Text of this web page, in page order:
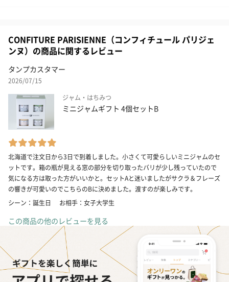
CONFITURE PARISIENNE（コンフィチュール パリジェ
ンヌ）の商品に関するレビュー
タンプカスタマー
2026/07/15
ジャム・はちみつ
ミニジャムギフト 4個セットB
北海道で注文日から3日で到着しました。小さくて可愛らしいミニジャムのセ
ットです。箱の瓶が見える窓の部分を切り取ったバリが少し残っていたので
気になる方は取った方がいいかと。セットAと迷いましたがサクラ＆フレーズ
の響きが可愛いのでこちらのBに決めました。渡すのが楽しみです。
シーン：誕生日
お相手：女子大学生
この商品の他のレビューを見る